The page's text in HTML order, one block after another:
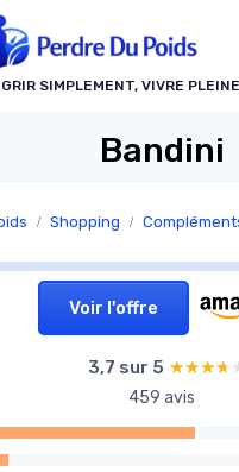
SIMPLEMENT, VIVRE
Bandini
Shopping Compléments
Voir l'offre
3,7 sur 5
459 avis
gestion des cookies